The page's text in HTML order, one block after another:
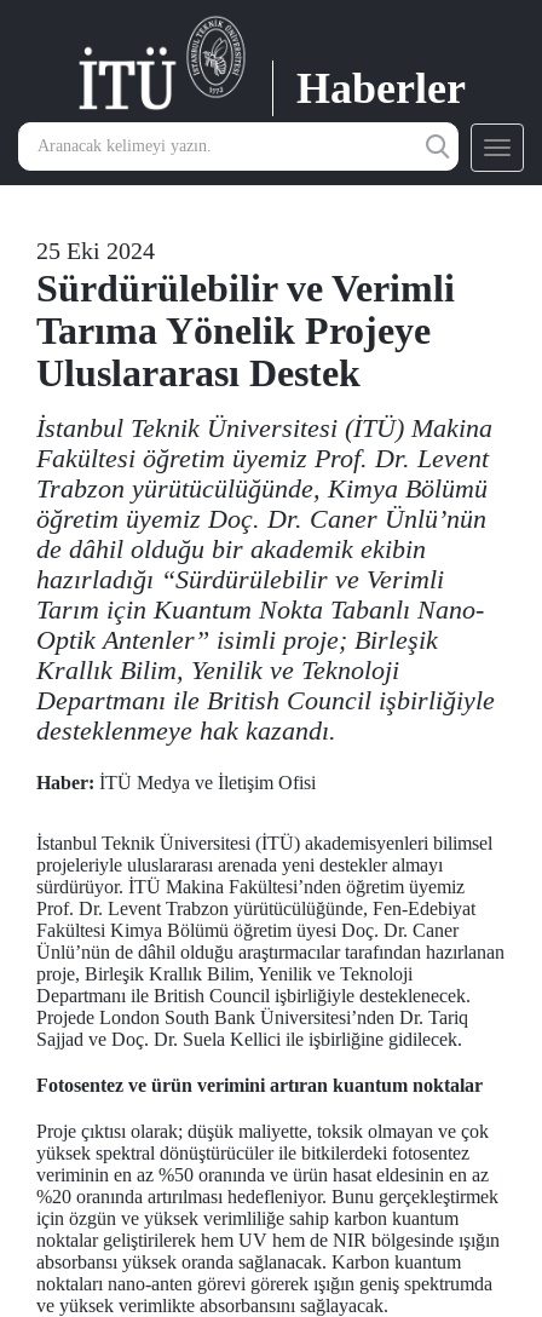
Haberler
25 Eki 2024
Sürdürülebilir ve Verimli
Tarıma Yönelik Projeye
Uluslararası Destek
İstanbul Teknik Üniversitesi (İTÜ) Makina
Fakültesi öğretim üyemiz Prof. Dr. Levent
Trabzon yürütücülüğünde, Kimya Bölümü
öğretim üyemiz Doç. Dr. Caner Ünlü’nün
de dâhil olduğu bir akademik ekibin
hazırladığı “Sürdürülebilir ve Verimli
Tarım için Kuantum Nokta Tabanlı Nano-
Optik Antenler” isimli proje; Birleşik
Krallık Bilim, Yenilik ve Teknoloji
Departmanı ile British Council işbirliğiyle
desteklenmeye hak kazandı.
Haber: İTÜ Medya ve İletişim Ofisi
İstanbul Teknik Üniversitesi (İTÜ) akademisyenleri bilimsel
projeleriyle uluslararası arenada yeni destekler almayı
sürdürüyor. İTÜ Makina Fakültesi’nden öğretim üyemiz
Prof. Dr. Levent Trabzon yürütücülüğünde, Fen-Edebiyat
Fakültesi Kimya Bölümü öğretim üyesi Doç. Dr. Caner
Ünlü’nün de dâhil olduğu araştırmacılar tarafından hazırlanan
proje, Birleşik Krallık Bilim, Yenilik ve Teknoloji
Departmanı ile British Council işbirliğiyle desteklenecek.
Projede London South Bank Üniversitesi’nden Dr. Tariq
Sajjad ve Doç. Dr. Suela Kellici ile işbirliğine gidilecek.
Fotosentez ve ürün verimini artıran kuantum noktalar
Proje çıktısı olarak; düşük maliyette, toksik olmayan ve çok
yüksek spektral dönüştürücüler ile bitkilerdeki fotosentez
veriminin en az %50 oranında ve ürün hasat eldesinin en az
%20 oranında artırılması hedefleniyor. Bunu gerçekleştirmek
için özgün ve yüksek verimliliğe sahip karbon kuantum
noktalar geliştirilerek hem UV hem de NIR bölgesinde ışığın
absorbansı yüksek oranda sağlanacak. Karbon kuantum
noktaları nano-anten görevi görerek ışığın geniş spektrumda
ve yüksek verimlikte absorbansını sağlayacak.